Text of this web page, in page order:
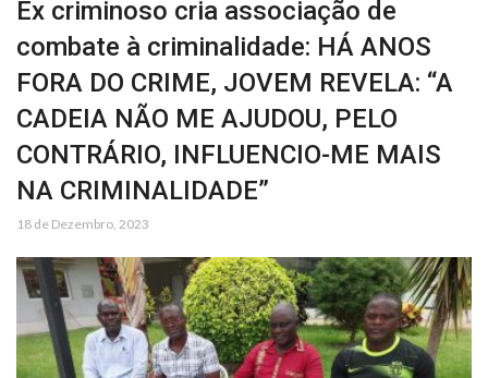
Ex criminoso cria associação de
combate à criminalidade: HÁ ANOS
FORA DO CRIME, JOVEM REVELA: “A
CADEIA NÃO ME AJUDOU, PELO
CONTRÁRIO, INFLUENCIO-ME MAIS
NA CRIMINALIDADE”
18 de Dezembro, 2023